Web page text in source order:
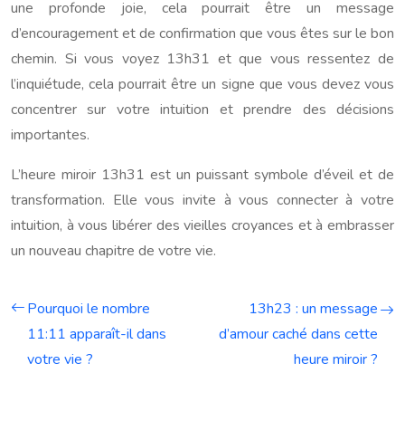
une profonde joie, cela pourrait être un message
d’encouragement et de confirmation que vous êtes sur le bon
chemin. Si vous voyez 13h31 et que vous ressentez de
l’inquiétude, cela pourrait être un signe que vous devez vous
concentrer sur votre intuition et prendre des décisions
importantes.
L’heure miroir 13h31 est un puissant symbole d’éveil et de
transformation. Elle vous invite à vous connecter à votre
intuition, à vous libérer des vieilles croyances et à embrasser
un nouveau chapitre de votre vie.
Pourquoi le nombre
11:11 apparaît-il dans
votre vie ?
13h23 : un message
d’amour caché dans cette
heure miroir ?